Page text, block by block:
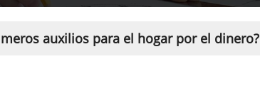
auxilios para el hogar por el dinero?